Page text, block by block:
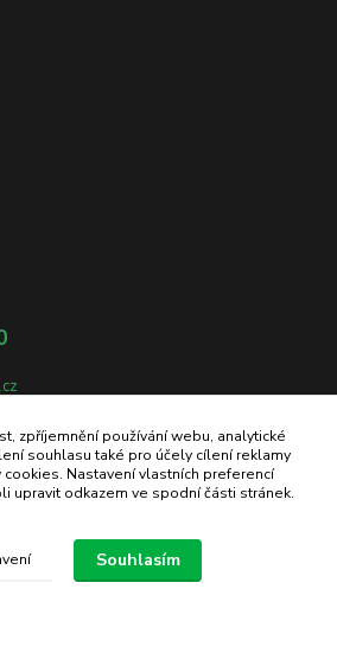
Upravit sběr cookies.
zpříjemnění používání webu, analytické
souhlasu také pro účely cílení reklamy
cookies. Nastavení vlastních preferencí
upravit odkazem ve spodní části stránek.
Souhlasím